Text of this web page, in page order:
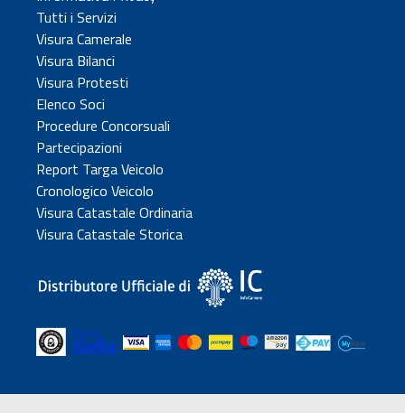
Tutti i Servizi
Visura Camerale
Visura Bilanci
Visura Protesti
Elenco Soci
Procedure Concorsuali
Partecipazioni
Report Targa Veicolo
Cronologico Veicolo
Visura Catastale Ordinaria
Visura Catastale Storica